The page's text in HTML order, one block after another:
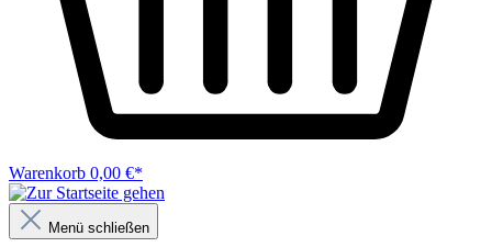
Warenkorb 0,00 €*
Menü schließen